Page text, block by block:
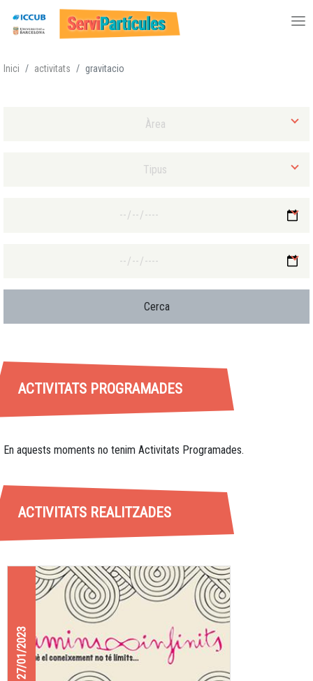
Inici activitats gravitacio
ACTIVITATS PROGRAMADES
En aquests moments no tenim Activitats Programades.
ACTIVITATS REALITZADES
27/01/2023